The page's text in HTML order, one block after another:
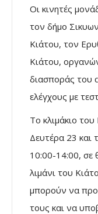
Οι κινητές
τον δήμο
Κιάτου, τον
Κιάτου,
διασποράς του
ελέγχους με
Το κλιμάκιο
Δευτέρα 23 και
10:00-14:00, σε
λιμάνι του
μπορούν να
τους και να